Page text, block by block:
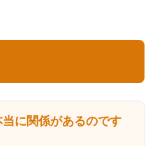
に関係があるのです